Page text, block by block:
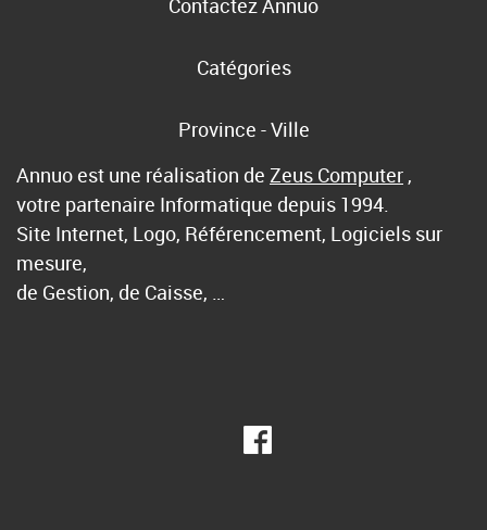
Contactez Annuo
Catégories
Province - Ville
Annuo est une réalisation de Zeus Computer ,
votre partenaire Informatique depuis 1994.
Site Internet, Logo, Référencement, Logiciels sur
mesure,
de Gestion, de Caisse, …